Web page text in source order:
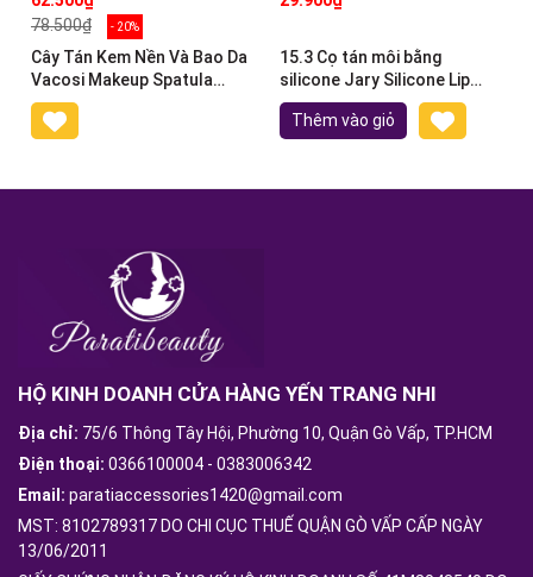
78.500₫
- 20%
Cây Tán Kem Nền Và Bao Da
Vacosi Makeup Spatula
DC08
15.3 Cọ tán môi bằng
silicone Jary Silicone Lip
Brush (có túi)
Thêm vào giỏ
HỘ KINH DOANH CỬA HÀNG YẾN TRANG NHI
Địa chỉ: 75/6 Thông Tây Hội, Phường 10, Quận Gò Vấp, TP.HCM
Điện thoại: 0366100004 - 0383006342
Email: paratiaccessories1420@gmail.com
MST: 8102789317 DO CHI CỤC THUẾ QUẬN GÒ VẤP CẤP NGÀY
13/06/2011